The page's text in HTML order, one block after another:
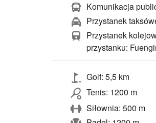
Komunikacja
Przystanek
Przystanek
przystanku:
Golf: 5,5 km
Tenis: 1200 m
Siłownia: 500 m